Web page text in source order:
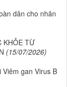
dân cho nhân
KHỎE TỪ
(15/07/2026)
gan Virus B